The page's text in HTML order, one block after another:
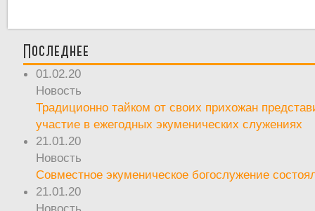
Последнее
01.02.20
Новость
Традиционно тайком от своих прихожан
участие в ежегодных экуменических служениях
21.01.20
Новость
Совместное экуменическое богослужение
21.01.20
Новость